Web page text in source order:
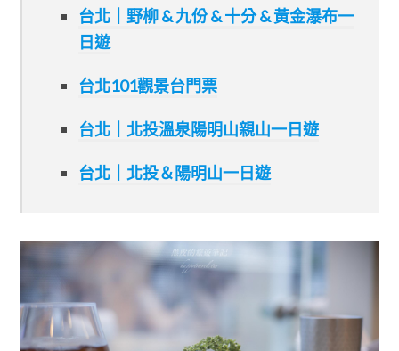
台北｜野柳 & 九份 & 十分 & 黃金瀑布一
日遊
台北101觀景台門票
台北｜北投溫泉陽明山親山一日遊
台北｜北投＆陽明山一日遊